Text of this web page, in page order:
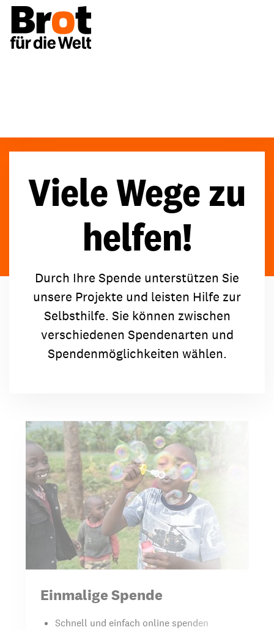
Viele Wege zu
helfen!
Durch Ihre Spende unterstützen Sie
unsere Projekte und leisten Hilfe zur
Selbsthilfe. Sie können zwischen
verschiedenen Spendenarten und
Spendenmöglichkeiten wählen.
Einmalige Spende
Schnell und einfach online spenden